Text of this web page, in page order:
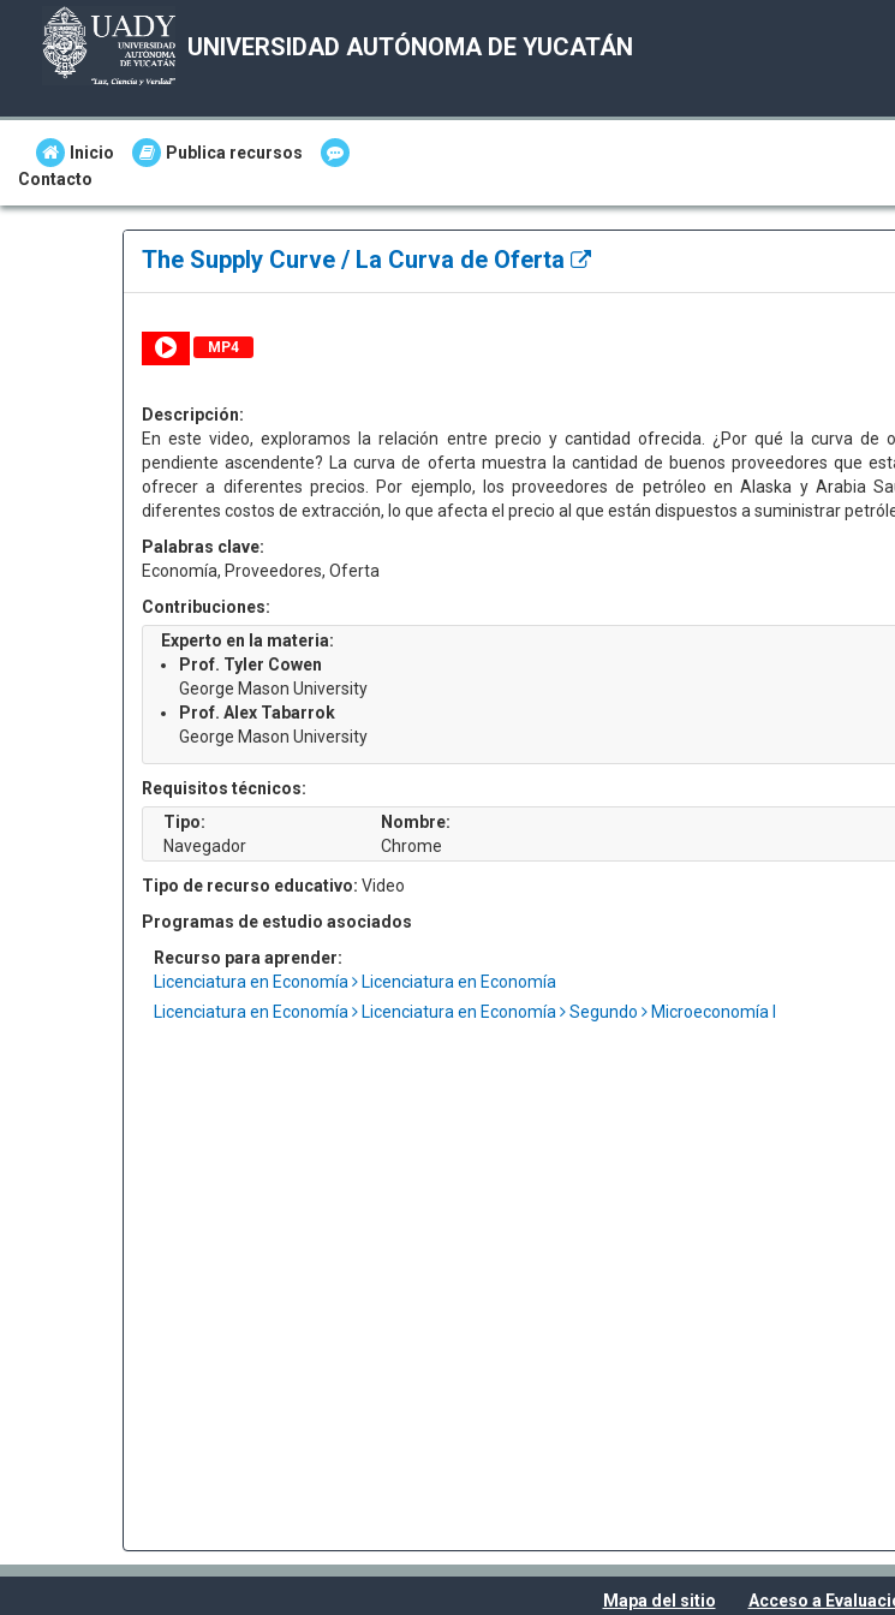
UNIVERSIDAD AUTÓNOMA DE YUCATÁN
Inicio
Publica recursos
Contacto
The Supply Curve / La Curva de Oferta
MP4
Descripción:
En este video, exploramos la relación entre precio y cantidad ofrecida. ¿Por qué la curva de
pendiente ascendente? La curva de oferta muestra la cantidad de buenos proveedores que
ofrecer a diferentes precios. Por ejemplo, los proveedores de petróleo en Alaska y Arabia
diferentes costos de extracción, lo que afecta el precio al que están dispuestos a suministrar
Palabras clave:
Economía, Proveedores, Oferta
Contribuciones:
Experto en la materia:
Prof. Tyler Cowen
George Mason University
Prof. Alex Tabarrok
George Mason University
Requisitos técnicos:
Tipo:
Navegador
Nombre:
Chrome
Tipo de recurso educativo: Video
Programas de estudio asociados
Recurso para aprender:
Licenciatura en Economía
Licenciatura en Economía
Licenciatura en Economía
Licenciatura en Economía Segundo Microeconomía I
Mapa del sitio Acceso a